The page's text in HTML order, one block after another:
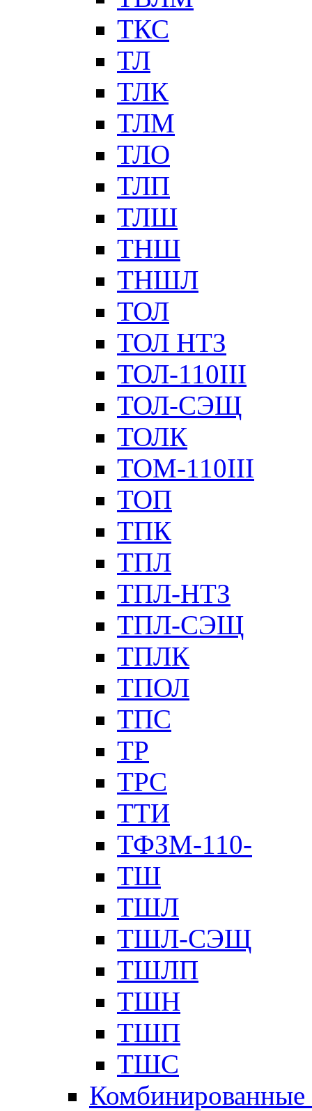
ТКС
ТЛ
ТЛК
ТЛМ
ТЛО
ТЛП
ТЛШ
ТНШ
ТНШЛ
ТОЛ
ТОЛ НТЗ
ТОЛ-110III
ТОЛ-СЭЩ
ТОЛК
ТОМ-110III
ТОП
ТПК
ТПЛ
ТПЛ-НТЗ
ТПЛ-СЭЩ
ТПЛК
ТПОЛ
ТПС
ТР
ТРС
ТТИ
ТФЗМ-110-
ТШ
ТШЛ
ТШЛ-СЭЩ
ТШЛП
ТШН
ТШП
ТШС
Комбинированные